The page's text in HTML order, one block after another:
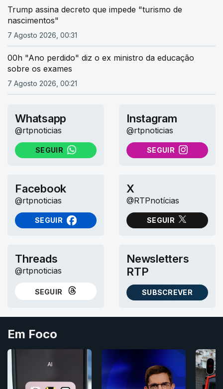
Trump assina decreto que impede "turismo de
nascimentos"
7 Agosto 2026, 00:31
00h "Ano perdido" diz o ex ministro da educação
sobre os exames
7 Agosto 2026, 00:21
Whatsapp
@rtpnoticias
SEGUIR
NO WHATSAPP
Instagram
@rtpnoticias
SEGUIR
NO INSTAGRAM
Facebook
@rtpnoticias
SEGUIR
NO FACEBOOK
X
@RTPnotícias
SEGUIR
NO X (TWITTER)
Threads
@rtpnoticias
SEGUIR
NO THREADS
Newsletters
RTP
SUBSCREVER
AS NEWSLETTERS RTP
Em Foco